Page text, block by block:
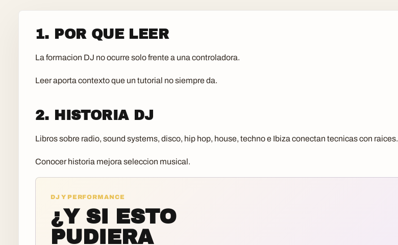
1. POR QUE LEER
La formacion DJ no ocurre solo frente a una controladora.
Leer aporta contexto que un tutorial no siempre da.
2. HISTORIA DJ
Libros sobre radio, sound systems, disco, hip hop, house, techno e Ibiza conectan tecnicas con raices.
Conocer historia mejora seleccion musical.
DJ Y PERFORMANCE
¿Y SI ESTO
PUDIERA